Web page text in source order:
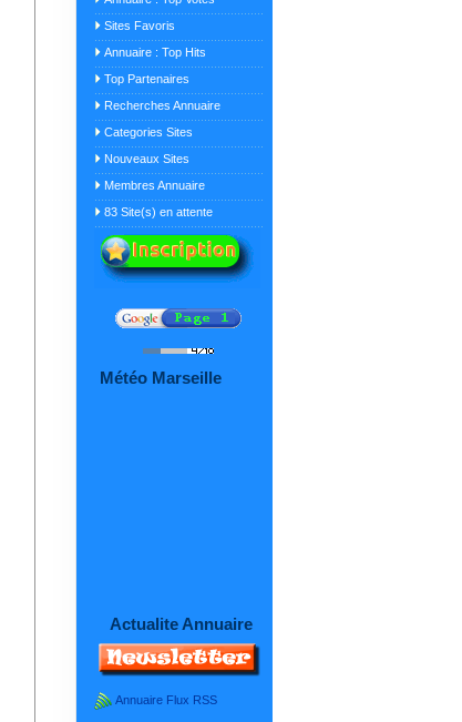
Sites Favoris
Annuaire : Top Hits
Top Partenaires
Recherches Annuaire
Categories Sites
Nouveaux Sites
Membres Annuaire
83 Site(s) en attente
Météo Marseille
Actualite Annuaire
Annuaire Flux RSS